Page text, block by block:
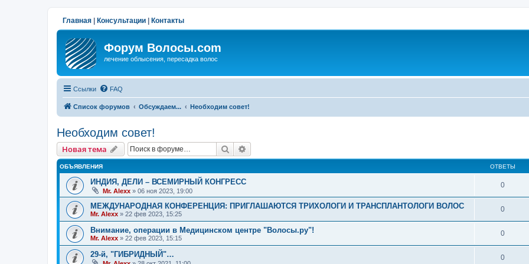
Главная Консультации Контакты
Форум Волосы.com
лечение облысения, пересадка волос
Ссылки FAQ
Список форумов Обсуждаем... Необходим совет!
Необходим совет!
Новая тема Поиск
ОБЪЯВЛЕНИЯ ОТВЕТЫ
ИНДИЯ, ДЕЛИ – ВСЕМИРНЫЙ КОНГРЕСС
Mr. Alexx » 06 ноя 2023, 19:00
0
МЕЖДУНАРОДНАЯ КОНФЕРЕНЦИЯ: ПРИГЛАШАЮТСЯ ТРИХОЛОГИ И ТРАНСПЛАНТОЛОГИ ВОЛОС
Mr. Alexx » 22 фев 2023, 15:25
0
Внимание, операции в Медицинском центре "Волосы.ру"!
Mr. Alexx » 22 фев 2023, 15:15
0
29-й, "ГИБРИДНЫЙ"… 0